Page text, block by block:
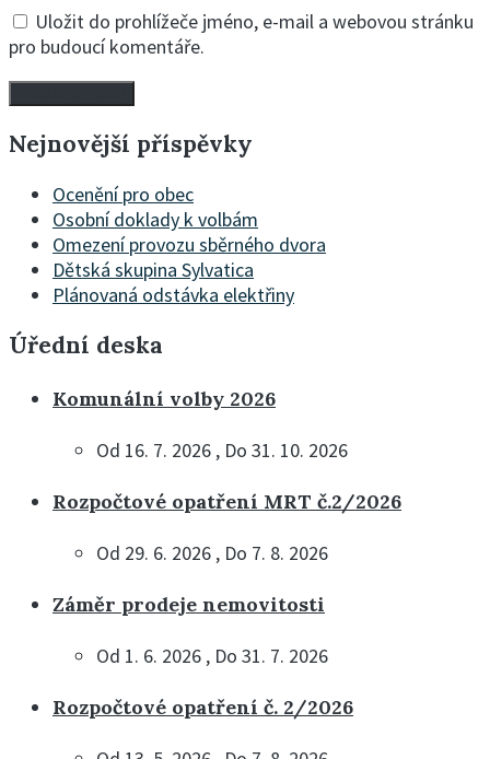
Uložit do prohlížeče jméno, e-mail a webovou stránku
pro budoucí komentáře.
Nejnovější příspěvky
Ocenění pro obec
Osobní doklady k volbám
Omezení provozu sběrného dvora
Dětská skupina Sylvatica
Plánovaná odstávka elektřiny
Úřední deska
Komunální volby 2026
Od 16. 7. 2026 , Do 31. 10. 2026
Rozpočtové opatření MRT č.2/2026
Od 29. 6. 2026 , Do 7. 8. 2026
Záměr prodeje nemovitosti
Od 1. 6. 2026 , Do 31. 7. 2026
Rozpočtové opatření č. 2/2026